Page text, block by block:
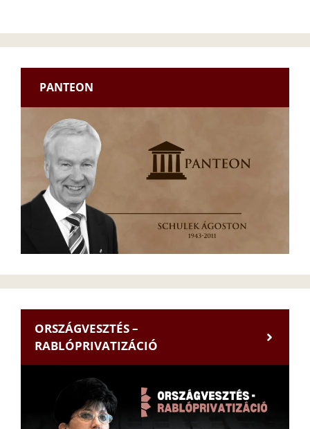
PANTEON
ORSZÁGVESZTÉS –
RABLÓPRIVATIZÁCIÓ